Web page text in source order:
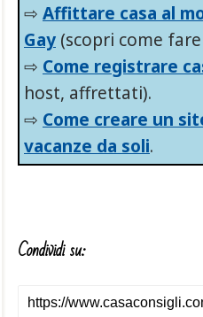
⇨ Affittare casa al
Gay (scopri come
⇨ Come registrare
host, affrettati).
⇨ Come creare un
vacanze da soli.
Condividi su: